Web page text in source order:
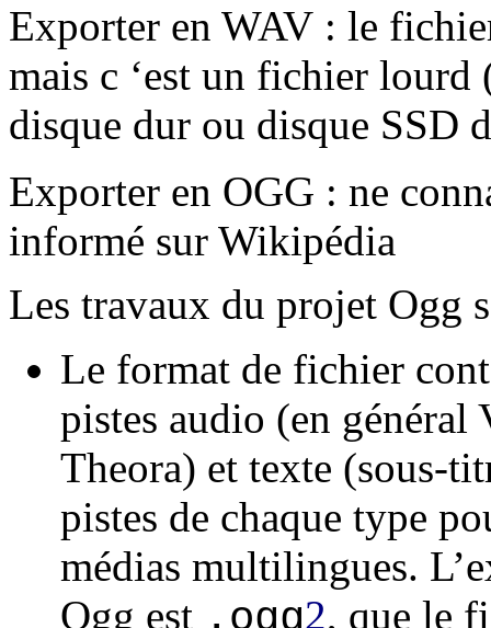
Exporter en WAV : le
mais c ‘est un fichier lourd
disque dur ou disque SSD
Exporter en OGG : ne
informé sur Wikipédia
Les travaux du projet Ogg
Le format de fichier
pistes audio (en général
Theora) et texte (sous-
pistes de chaque type
médias multilingues.
Ogg est
2, que le